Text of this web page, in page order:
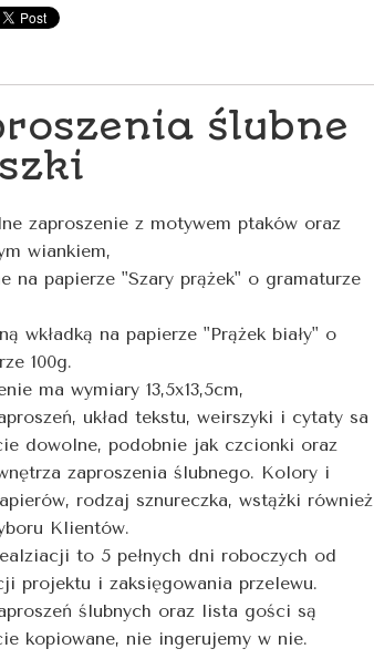
ślubne
zaproszenie z motywem ptaków oraz
wiankiem,
na papierze "Szary prążek" o gramaturze
wkładką na papierze "Prążek biały" o
100g.
ma wymiary 13,5x13,5cm,
układ tekstu, weirszyki i cytaty sa
dowolne, podobnie jak czcionki oraz
zaproszenia ślubnego. Kolory i
rodzaj sznureczka, wstążki również
Klientów.
to 5 pełnych dni roboczych od
projektu i zaksięgowania przelewu.
ślubnych oraz lista gości są
kopiowane, nie ingerujemy w nie.